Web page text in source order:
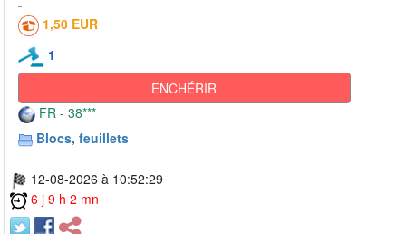
1,50 EUR
1
ENCHÉRIR
FR - 38***
Blocs, feuillets
12-08-2026 à 10:52:29
6 j 9 h 2 mn